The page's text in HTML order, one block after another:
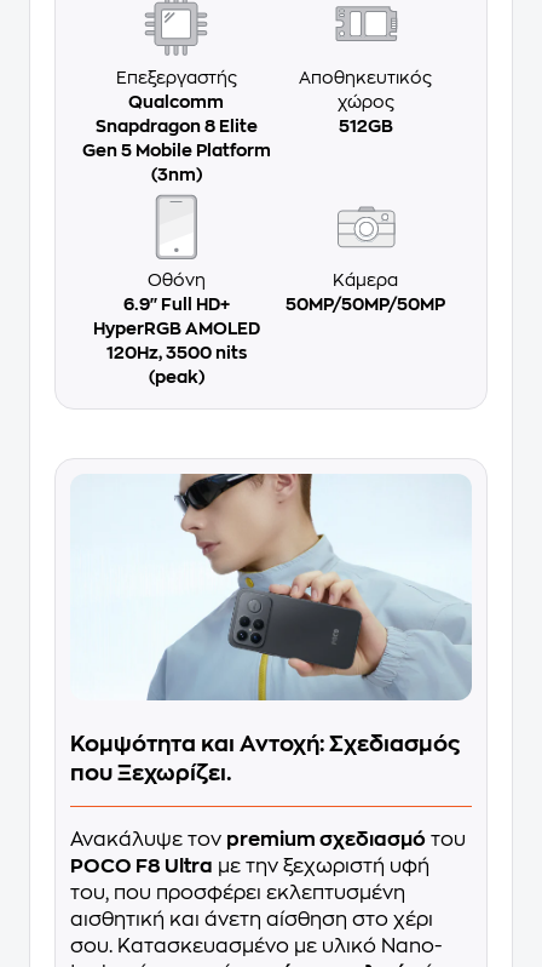
Επεξεργαστής
Qualcomm
Snapdragon 8 Elite
Gen 5 Mobile Platform
(3nm)
Αποθηκευτικός
χώρος
512GB
Οθόνη
6.9'' Full HD+
HyperRGB AMOLED
120Hz, 3500 nits
(peak)
Κάμερα
50MP/50MP/50MP
Κομψότητα και Αντοχή: Σχεδιασμός
που Ξεχωρίζει.
Ανακάλυψε τον premium σχεδιασμό του
POCO F8 Ultra με την ξεχωριστή υφή
του, που προσφέρει εκλεπτυσμένη
αισθητική και άνετη αίσθηση στο χέρι
σου. Κατασκευασμένο με υλικό Nano-